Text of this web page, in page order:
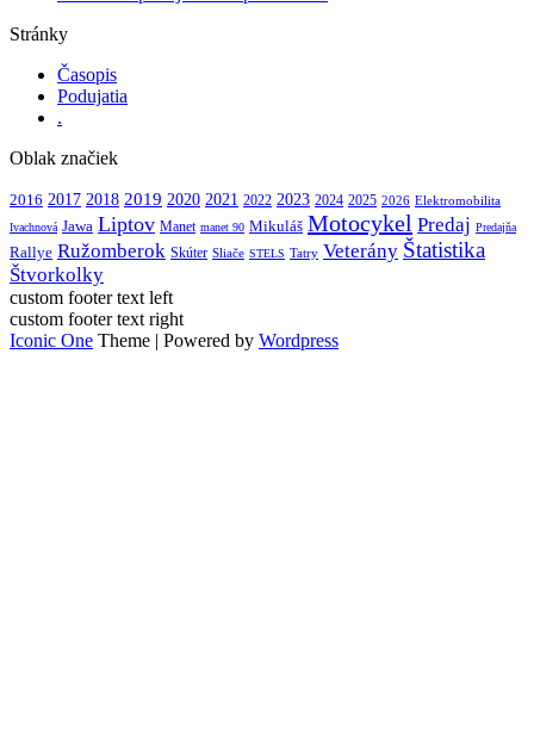
Stránky
Časopis
Podujatia
.
Oblak značiek
2016 2017 2018 2019 2020 2021 2022 2023 2024 2025 2026 Elektromobilita
Ivachnová Jawa Liptov Manet manet 90 Mikuláš Motocykel Predaj Predajňa
Rallye Ružomberok Skúter Sliače STELS Tatry Veterány Štatistika
Štvorkolky
custom footer text left
custom footer text right
Iconic One Theme | Powered by Wordpress